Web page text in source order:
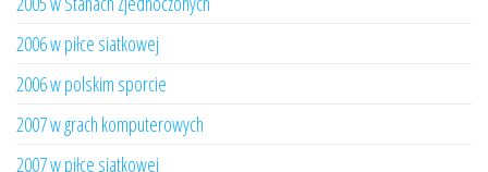
2006 w piłce siatkowej
2006 w polskim sporcie
2007 w grach komputerowych
2007 w piłce siatkowej